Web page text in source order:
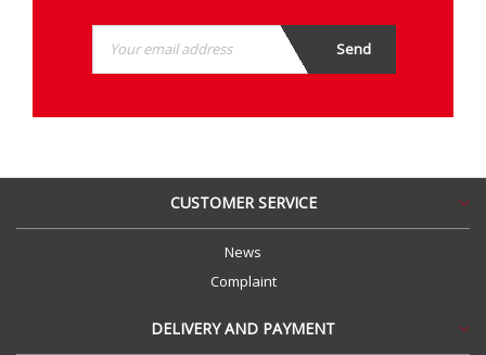
CUSTOMER SERVICE
News
Complaint
DELIVERY AND PAYMENT